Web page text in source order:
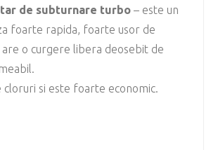
de subturnare turbo – este un
foarte rapida, foarte usor de
are o curgere libera deosebit de
cloruri si este foarte economic.